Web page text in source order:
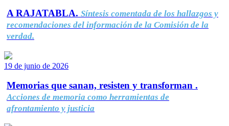
A RAJATABLA. Síntesis comentada de los hallazgos y
recomendaciones del información de la Comisión de la
verdad.
19 de junio de 2026
Memorias que sanan, resisten y transforman .
Acciones de memoria como herramientas de
afrontamiento y justicia